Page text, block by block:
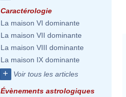
Caractérologie
La maison VI dominante
La maison VII dominante
La maison VIII dominante
La maison IX dominante
+ Voir tous les articles
Évènements astrologiques